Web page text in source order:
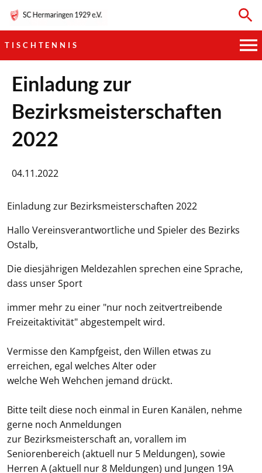
TISCHTENNIS
HAUPTVEREIN
SPORTKEGELN
FUSSBALL
BOGENSCHIESSEN
Einladung zur
Bezirksmeisterschaften
2022
04.11.2022
Einladung zur Bezirksmeisterschaften 2022
Hallo Vereinsverantwortliche und Spieler des Bezirks
Ostalb,
Die diesjährigen Meldezahlen sprechen eine Sprache,
dass unser Sport
immer mehr zu einer "nur noch zeitvertreibende
Freizeitaktivität" abgestempelt wird.
Vermisse den Kampfgeist, den Willen etwas zu
erreichen, egal welches Alter oder
welche Weh Wehchen jemand drückt.
Bitte teilt diese noch einmal in Euren Kanälen, nehme
gerne noch Anmeldungen
zur Bezirksmeisterschaft an, vorallem im
Seniorenbereich (aktuell nur 5 Meldungen), sowie
Herren A (aktuell nur 8 Meldungen) und Jungen 19A